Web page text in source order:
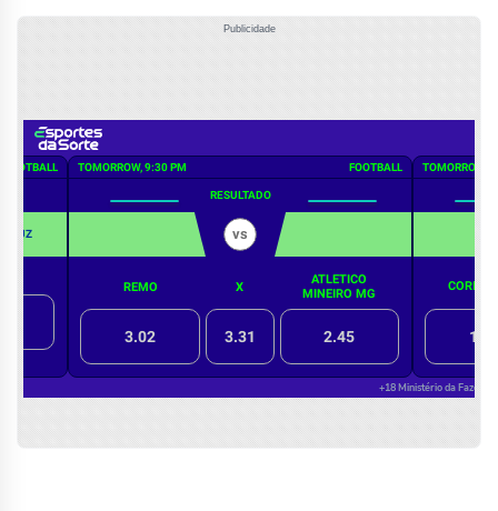
Publicidade